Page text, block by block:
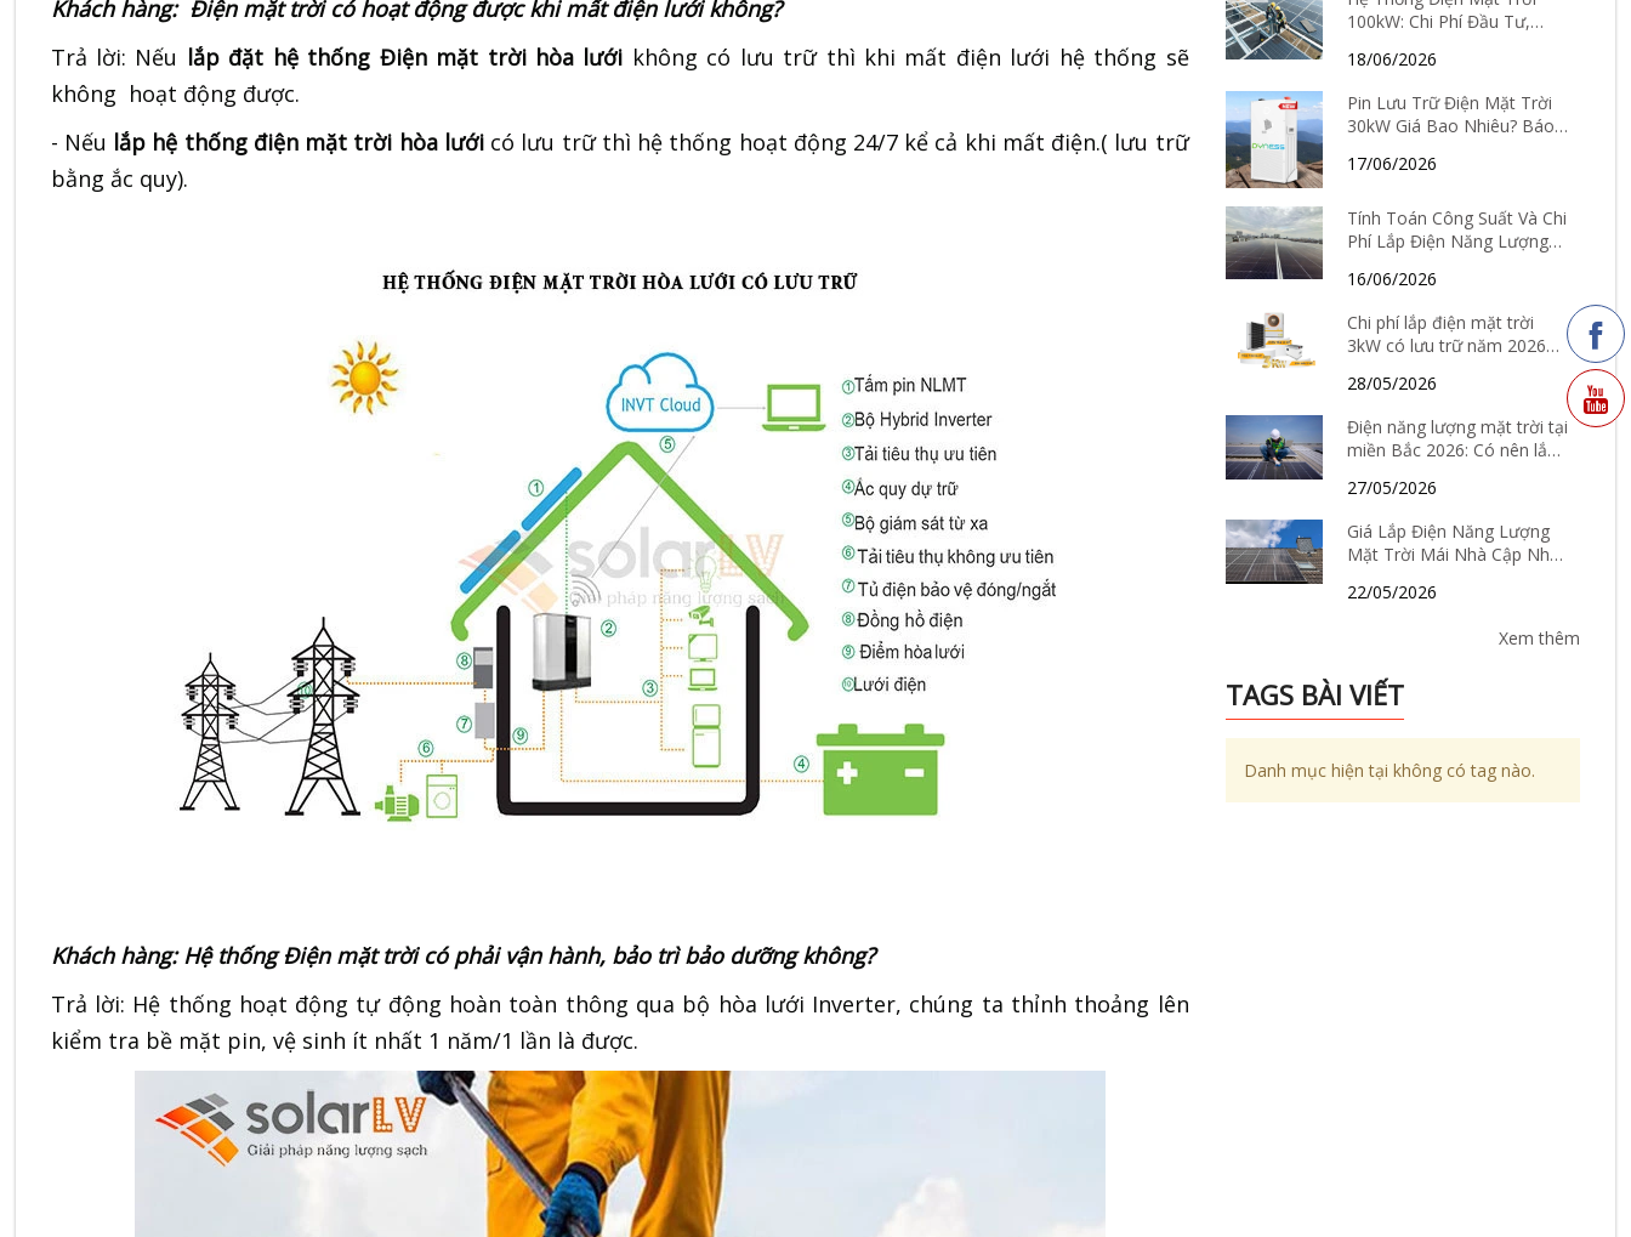
Khách hàng: Điện mặt trời có hoạt động được khi mất điện lưới không?
Trả lời: Nếu lắp đặt hệ thống Điện mặt trời hòa lưới không có lưu trữ thì khi mất điện lưới hệ thống sẽ
không hoạt động được.
- Nếu lắp hệ thống điện mặt trời hòa lướicó lưu trữ thì hệ thống hoạt động 24/7 kể cả khi mất điện.( lưu trữ
bằng ắc quy).
Khách hàng: Hệ thống Điện mặt trời có phải vận hành, bảo trì bảo dưỡng không?
Trả lời: Hệ thống hoạt động tự động hoàn toàn thông qua bộ hòa lưới Inverter, chúng ta thỉnh thoảng lên
kiểm tra bề mặt pin, vệ sinh ít nhất 1 năm/1 lần là được.
100kW: Chi Phí Đầu Tư,
Gian Hoàn Vốn Chi Tiết
18/06/2026
Pin Lưu Trữ Điện Mặt Trời
30kW Giá Bao Nhiêu? Báo
Nghiệm Chọn Loại Tốt Nhất
17/06/2026
Tính Toán Công Suất Và Chi
Phí Lắp Điện Năng Lượng
Nhất 2026
16/06/2026
Chi phí lắp điện mặt trời
3kW có lưu trữ năm 2026
không?
28/05/2026
Điện năng lượng mặt trời tại
miền Bắc 2026: Có nên lắp
nhiêu và hiệu quả thực tế ra
sao?
27/05/2026
Giá Lắp Điện Năng Lượng
Mặt Trời Mái Nhà Cập Nhật
Để Đầu Tư?
22/05/2026
Xem thêm
TAGS BÀI VIẾT
Danh mục hiện tại không có tag nào.